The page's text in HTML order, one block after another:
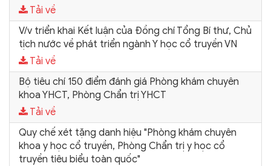
Tải về
V/v triển khai Kết luận của Đồng chí Tổng Bí thư, Chủ
tịch nước về phát triển ngành Y học cổ truyền VN
Tải về
Bộ tiêu chí 150 điểm đánh giá Phòng khám chuyên
khoa YHCT, Phòng Chẩn trị YHCT
Tải về
Quy chế xét tặng danh hiệu "Phòng khám chuyên
khoa y học cổ truyền, Phòng Chẩn trị y học cổ
truyền tiêu biểu toàn quốc"